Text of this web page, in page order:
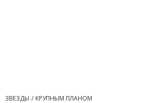
ЗВЕЗДЫ
КРУПНЫМ ПЛАНОМ